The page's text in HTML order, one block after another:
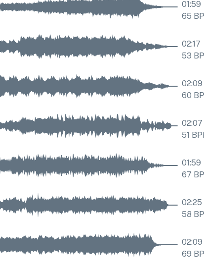
01:59
65
02:17
53
02:09
60
02:07
51
01:59
67
02:25
58
02:09
69